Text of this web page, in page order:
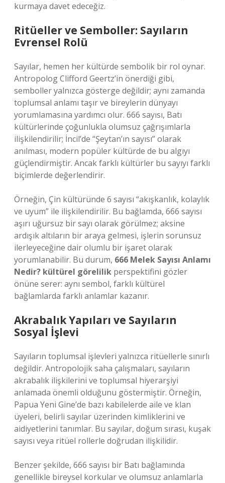
kurmaya davet edeceğiz.
Ritüeller ve Semboller: Sayıların
Evrensel Rolü
Sayılar, hemen her kültürde sembolik bir rol oynar.
Antropolog Clifford Geertz’in önerdiği gibi,
semboller yalnızca gösterge değildir; aynı zamanda
toplumsal anlamı taşır ve bireylerin dünyayı
yorumlamasına yardımcı olur. 666 sayısı, Batı
kültürlerinde çoğunlukla olumsuz çağrışımlarla
ilişkilendirilir; İncil’de “Şeytan’ın sayısı” olarak
anılması, modern popüler kültürde de bu algıyı
güçlendirmiştir. Ancak farklı kültürler bu sayıyı farklı
biçimlerde değerlendirir.
Örneğin, Çin kültüründe 6 sayısı “akışkanlık, kolaylık
ve uyum” ile ilişkilendirilir. Bu bağlamda, 666 sayısı
aşırı uğursuz bir sayı olarak görülmez; aksine
ardışık altıların bir araya gelmesi, işlerin sorunsuz
ilerleyeceğine dair olumlu bir işaret olarak
yorumlanabilir. Bu durum, 666 Melek Sayısı Anlamı
Nedir? kültürel görelilik perspektifini gözler
önüne serer: aynı sembol, farklı kültürel
bağlamlarda farklı anlamlar kazanır.
Akrabalık Yapıları ve Sayıların
Sosyal İşlevi
Sayıların toplumsal işlevleri yalnızca ritüellerle sınırlı
değildir. Antropolojik saha çalışmaları, sayıların
akrabalık ilişkilerini ve toplumsal hiyerarşiyi
anlamada önemli olduğunu göstermiştir. Örneğin,
Papua Yeni Gine’de bazı kabilelerde aile ve klan
üyeleri, belirli sayılar üzerinden kimliklerini ve
aidiyetlerini tanımlar. Bu sayılar, doğum sırası, kuşak
sayısı veya ritüel rollerle doğrudan ilişkilidir.
Benzer şekilde, 666 sayısı bir Batı bağlamında
genellikle bireysel korkular ve olumsuz anlamlarla